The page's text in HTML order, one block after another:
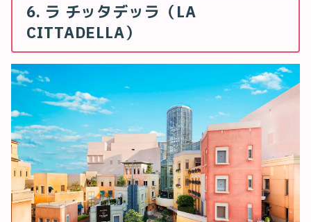
6. ラ チッタデッラ（LA
CITTADELLA）